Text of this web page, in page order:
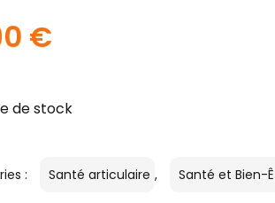
€
de stock
: Santé articulaire , Santé et Bien-